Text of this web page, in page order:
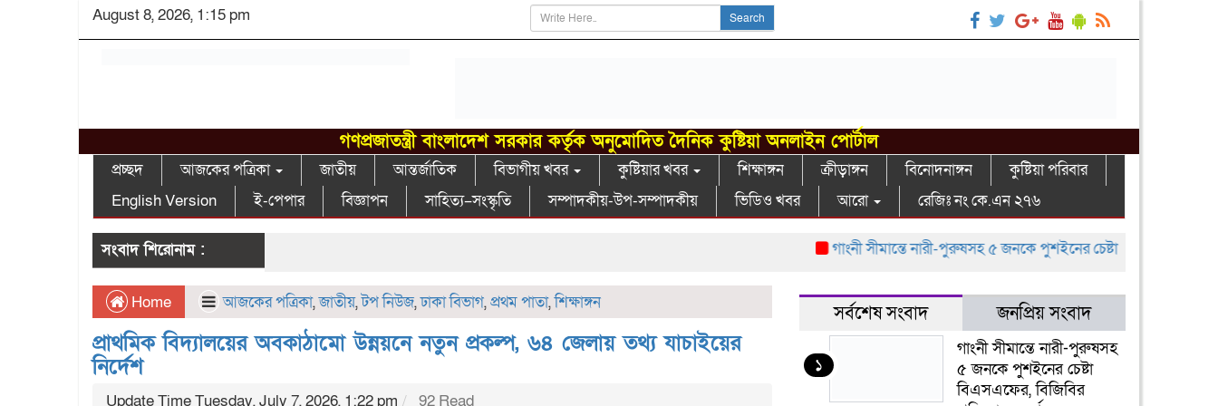
August 8, 2026, 1:15 pm Search
গণপ্রজাতন্ত্রী বাংলাদেশ সরকার কর্তৃক অনুমোদিত দৈনিক কুষ্টিয়া অনলাইন পোর্টাল
প্রচ্ছদ আজকের পত্রিকা জাতীয় আন্তর্জাতিক বিভাগীয় খবর কুষ্টিয়ার খবর শিক্ষাঙ্গন ক্রীড়াঙ্গন বিনোদনাঙ্গন
কুষ্টিয়া পরিবার
English Version
ই-পেপার বিজ্ঞাপন সাহিত্য–সংস্কৃতি সম্পাদকীয়-উপ-সম্পাদকীয় ভিডিও খবর আরো রেজিঃ নং কে.এন ২৭৬
সংবাদ শিরোনাম : গাংনী সীমান্তে নারী-পুরুষসহ ৫ জনকে পুশইনের চেষ্টা বিএসএফের, বিজিবির
Home আজকের পত্রিকা,জাতীয়,টপ নিউজ,ঢাকা বিভাগ,প্রথম পাতা,শিক্ষাঙ্গন
প্রাথমিক বিদ্যালয়ের অবকাঠামো উন্নয়নে নতুন প্রকল্প, ৬৪ জেলায় তথ্য যাচাইয়ের
নির্দেশ
Update Time Tuesday, July 7, 2026, 1:22 pm 92 Read
সর্বশেষ সংবাদ জনপ্রিয় সংবাদ
১
গাংনী সীমান্তে নারী-পুরুষসহ
৫ জনকে পুশইনের চেষ্টা
বিএসএফের, বিজিবির